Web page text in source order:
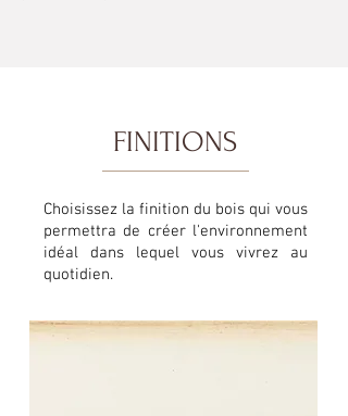
FINITIONS
Choisissez la finition du bois qui vous
permettra de créer l'environnement
idéal dans lequel vous vivrez au
quotidien.